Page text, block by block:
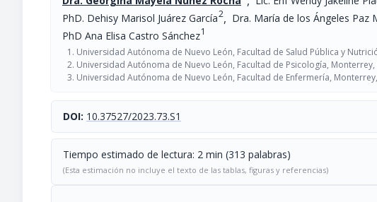
PhD. Dehisy Marisol Juárez García2, Dra. María de los Ángeles Paz
PhD Ana Elisa Castro Sánchez1
Universidad Autónoma de Nuevo León, Facultad de Salud Pública y
Universidad Autónoma de Nuevo León, Facultad de Psicología, Monterrey,
Universidad Autónoma de Nuevo León, Facultad de Enfermería,
DOI: 10.37527/2023.73.S1
Tiempo estimado de lectura: 2 min (313 palabras)
(Esta estimación no incluye el texto de las tablas, figuras y referencias)